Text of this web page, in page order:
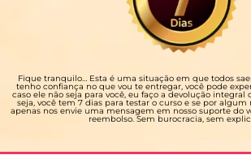
Fique tranquilo… Esta é uma situação em que todos
tenho confiança no que vou te entregar, você pode
caso ele não seja para você, eu faço a devolução integral
seja, você tem 7 dias para testar o curso e se por algum
apenas nos envie uma mensagem em nosso suporte do
reembolso. Sem burocracia, sem